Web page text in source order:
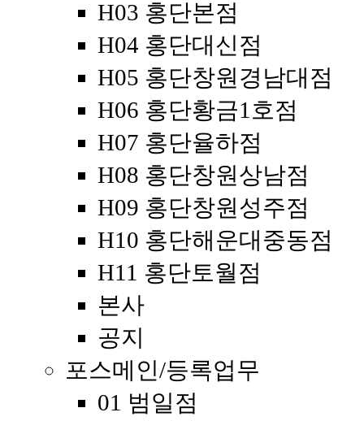
H03 홍단본점
H04 홍단대신점
H05 홍단창원경남대점
H06 홍단황금1호점
H07 홍단율하점
H08 홍단창원상남점
H09 홍단창원성주점
H10 홍단해운대중동점
H11 홍단토월점
본사
공지
포스메인/등록업무
01 범일점